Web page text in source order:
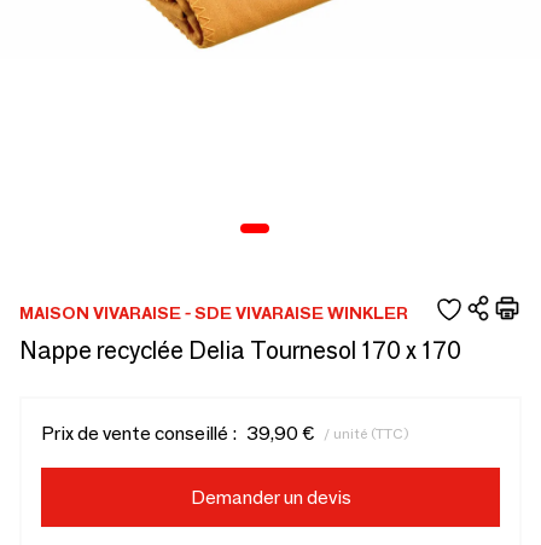
MAISON VIVARAISE - SDE VIVARAISE WINKLER
Nappe recyclée Delia Tournesol 170 x 170
Prix de vente conseillé : 39,90 € / unité (TTC)
Demander un devis